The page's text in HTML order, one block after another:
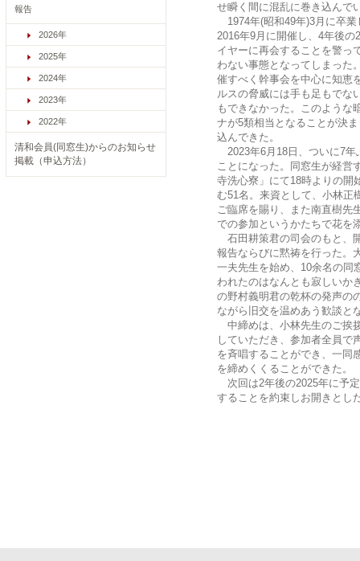
せ瞬く間に混乱に巻き込んで
1974年(昭和49年)3月に卒
2016年9月に開催し、4年後の
イヤーに再会することを警っ
わない事態となってしまった
催すべく幹事会を中心に知恵
ルスの脅威には手も足もでな
もできなかった。このような
ナが5類相当となることが決
込んできた。
2023年6月18日、ついに7年
ことになった。同窓生が経営
寺洗心寮」にて18時よりの開
む51名。来資として、小林正
ご臨席を賜り、また南直樹先
での参加というかたちで花を
石田耕策君の司会のもと、
報告ならびに黙祷を行った。
一夫先生を始め、10余名の同
われたのはなんとも寂しいか
の野村義明君の乾杯の発声の
ながら旧交を温めあう歓談と
中締めは、小林先生のご挨
していただき、参加者全員で
を斉唱することができ、一同
を締めくくることができた。
次回は2年後の2025年に予
することを約束しお開きとし
報告
2026年
2025年
2024年
2023年
2022年
清和会員(同窓生)からのお知らせ
掲載（申込方法）